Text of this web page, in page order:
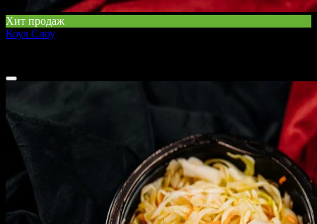
Хит продаж
Коул Слоу